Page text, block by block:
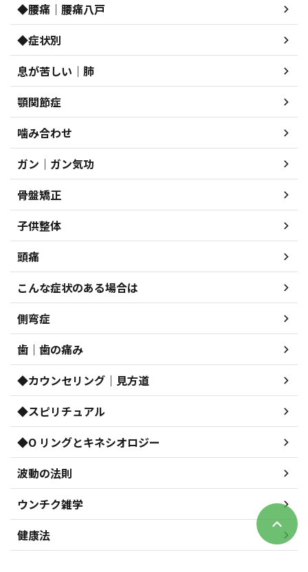
◆腰痛｜腰痛八戸
◆症状別
息が苦しい｜肺
顎関節症
噛み合わせ
ガン｜ガン気功
骨盤矯正
子供整体
頭痛
こんな症状のある場合は
側弯症
歯｜歯の痛み
◆カウンセリング｜見方道
◆スピリチュアル
◆O リングとキネシオロジー
波動の法則
ウンチク雑学
健康法